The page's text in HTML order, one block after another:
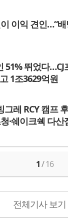
이익 견인…“
51% 뛰었다…CJ
1조3629억원
레 RCY 캠프
·쉐이크쉑 다산
1/16
전체기사 보기